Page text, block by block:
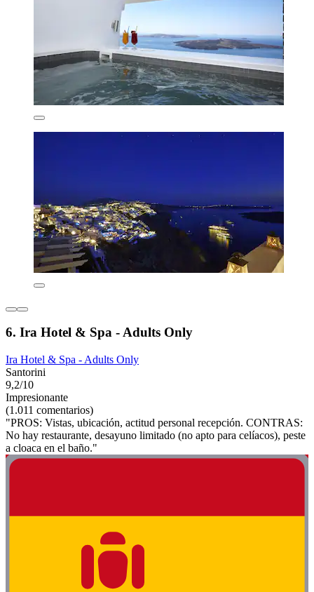
6. Ira Hotel & Spa - Adults Only
Ira Hotel & Spa - Adults Only
Santorini
9,2/10
Impresionante
(1.011 comentarios)
"PROS: Vistas, ubicación, actitud personal recepción. CONTRAS:
No hay restaurante, desayuno limitado (no apto para celíacos), peste
a cloaca en el baño."